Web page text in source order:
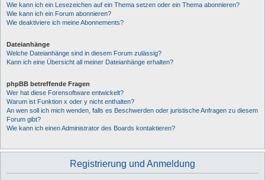
Wie kann ich ein Lesezeichen auf ein Thema setzen oder ein Thema abonnieren?
Wie kann ich ein Forum abonnieren?
Wie deaktiviere ich meine Abonnements?
Dateianhänge
Welche Dateianhänge sind in diesem Forum zulässig?
Kann ich eine Übersicht all meiner Dateianhänge erhalten?
phpBB betreffende Fragen
Wer hat diese Forensoftware entwickelt?
Warum ist Funktion x oder y nicht enthalten?
An wen soll ich mich wenden, falls es Beschwerden oder juristische Anfragen zu diesem
Forum gibt?
Wie kann ich einen Administrator des Boards kontaktieren?
Registrierung und Anmeldung